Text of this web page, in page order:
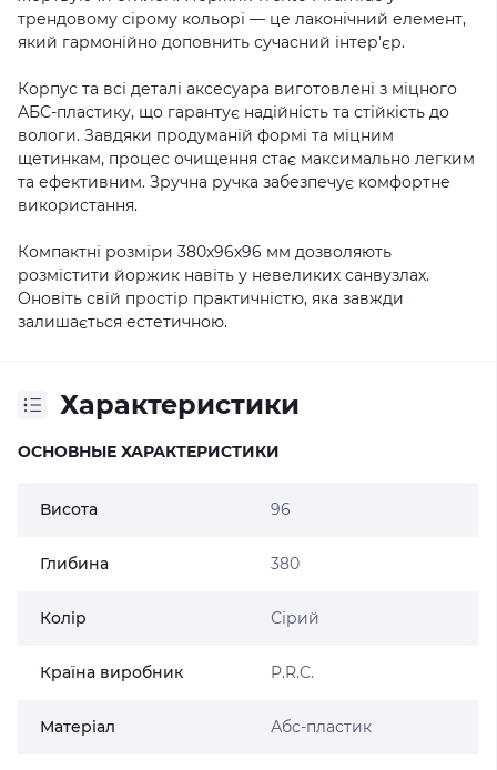
трендовому сірому кольорі — це лаконічний елемент,
який гармонійно доповнить сучасний інтер'єр.
Корпус та всі деталі аксесуара виготовлені з міцного
АБС-пластику, що гарантує надійність та стійкість до
вологи. Завдяки продуманій формі та міцним
щетинкам, процес очищення стає максимально легким
та ефективним. Зручна ручка забезпечує комфортне
використання.
Компактні розміри 380х96х96 мм дозволяють
розмістити йоржик навіть у невеликих санвузлах.
Оновіть свій простір практичністю, яка завжди
залишається естетичною.
Характеристики
ОСНОВНЫЕ ХАРАКТЕРИСТИКИ
Висота 96
Глибина 380
Колір Сірий
Країна виробник P.R.C.
Матеріал Абс-пластик